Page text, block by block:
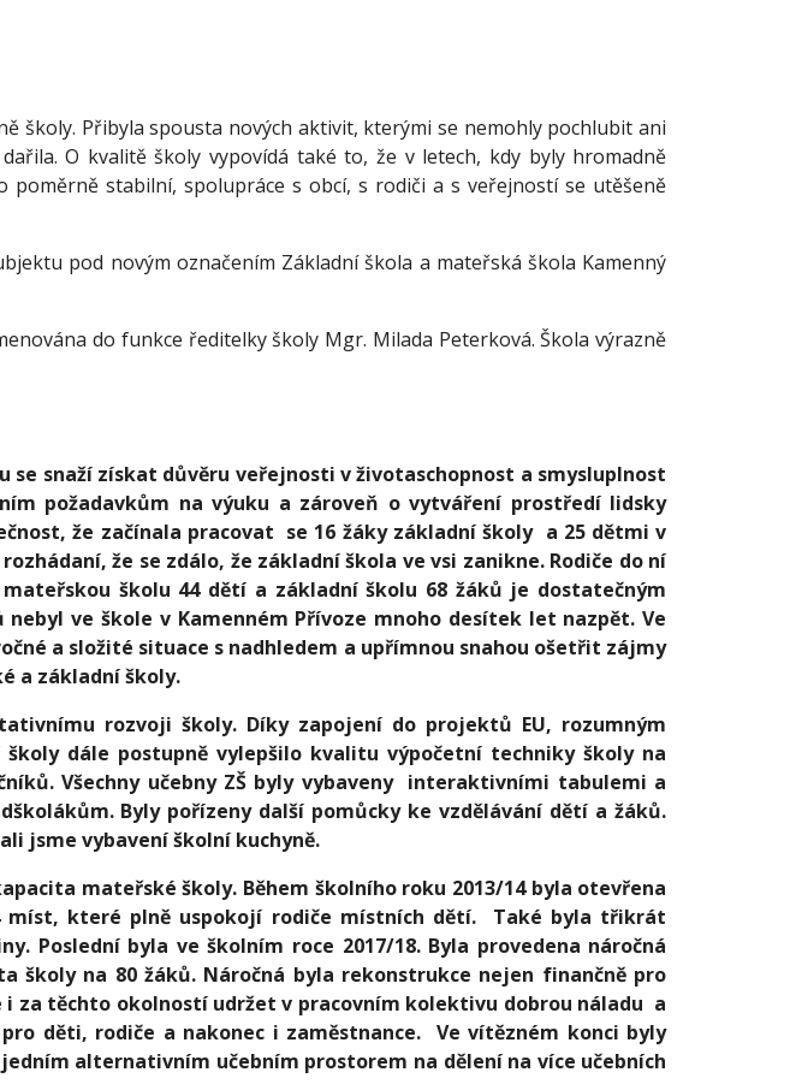
Přibyla spousta nových aktivit, kterými se nemohly pochlubit ani
O kvalitě školy vypovídá také to, že v letech, kdy byly hromadně
stabilní, spolupráce s obcí, s rodiči a s veřejností se utěšeně
pod novým označením Základní škola a mateřská škola Kamenný
do funkce ředitelky školy Mgr. Milada Peterková. Škola výrazně
se snaží získat důvěru veřejnosti v životaschopnost a smysluplnost
požadavkům na výuku a zároveň o vytváření prostředí lidsky
že začínala pracovat se 16 žáky základní školy a 25 dětmi v
že se zdálo, že základní škola ve vsi zanikne. Rodiče do ní
školu 44 dětí a základní školu 68 žáků je dostatečným
ve škole v Kamenném Přívoze mnoho desítek let nazpět. Ve
a složité situace s nadhledem a upřímnou snahou ošetřit zájmy
a základní školy.
rozvoji školy. Díky zapojení do projektů EU, rozumným
dále postupně vylepšilo kvalitu výpočetní techniky školy na
Všechny učebny ZŠ byly vybaveny interaktivními tabulemi a
Byly pořízeny další pomůcky ke vzdělávání dětí a žáků.
jsme vybavení školní kuchyně.
mateřské školy. Během školního roku 2013/14 byla otevřena
míst, které plně uspokojí rodiče místních dětí. Také byla třikrát
Poslední byla ve školním roce 2017/18. Byla provedena náročná
školy na 80 žáků. Náročná byla rekonstrukce nejen finančně pro
za těchto okolností udržet v pracovním kolektivu dobrou náladu a
děti, rodiče a nakonec i zaměstnance. Ve vítězném konci byly
alternativním učebním prostorem na dělení na více učebních